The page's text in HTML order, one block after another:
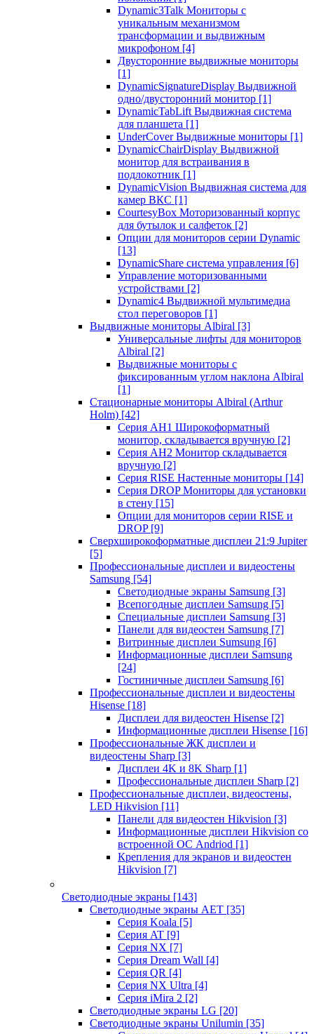
Dynamic3Talk Мониторы с
уникальным механизмом
трансформации и выдвижным
микрофоном [4]
Двусторонние выдвижные мониторы
[1]
DynamicSignatureDisplay Выдвижной
одно/двусторонний монитор [1]
DynamicTabLift Выдвижная система
для планшета [1]
UnderCover Выдвижные мониторы [1]
DynamicChairDisplay Выдвижной
монитор для встраивания в
подлокотник [1]
DynamicVision Выдвижная система для
камер ВКС [1]
CourtesyBox Моторизованный корпус
для бутылок и салфеток [2]
Опции для мониторов серии Dynamic
[13]
DynamicShare система управления [6]
Управление моторизованными
устройствами [2]
Dynamic4 Выдвижной мультимедиа
стол переговоров [1]
Выдвижные мониторы Albiral [3]
Универсальные лифты для мониторов
Albiral [2]
Выдвижные мониторы с
фиксированным углом наклона Albiral
[1]
Стационарные мониторы Albiral (Arthur
Holm) [42]
Серия AH1 Широкоформатный
монитор, складывается вручную [2]
Серия AH2 Монитор складывается
вручную [2]
Серия RISE Настенные мониторы [14]
Серия DROP Мониторы для установки
в стену [15]
Опции для мониторов серии RISE и
DROP [9]
Сверхширокоформатные дисплеи 21:9 Jupiter
[5]
Профессиональные дисплеи и видеостены
Samsung [54]
Светодиодные экраны Samsung [3]
Всепогодные дисплеи Samsung [5]
Специальные дисплеи Samsung [3]
Панели для видеостен Samsung [7]
Витринные дисплеи Sumsung [6]
Информационные дисплеи Samsung
[24]
Гостиничные дисплеи Samsung [6]
Профессиональные дисплеи и видеостены
Hisense [18]
Дисплеи для видеостен Hisense [2]
Информационные дисплеи Hisense [16]
Профессиональные ЖК дисплеи и
видеостены Sharp [3]
Дисплеи 4K и 8K Sharp [1]
Профессиональные дисплеи Sharp [2]
Профессиональные дисплеи, видеостены,
LED Hikvision [11]
Панели для видеостен Hikvision [3]
Информационные дисплеи Hikvision со
встроенной ОС Andriod [1]
Крепления для экранов и видеостен
Hikvision [7]
Светодиодные экраны [143]
Светодиодные экраны AET [35]
Cерия Koala [5]
Серия AT [9]
Серия NX [7]
Серия Dream Wall [4]
Серия QR [4]
Серия NX Ultra [4]
Серия iMira 2 [2]
Светодиодные экраны LG [20]
Светодиодные экраны Unilumin [35]